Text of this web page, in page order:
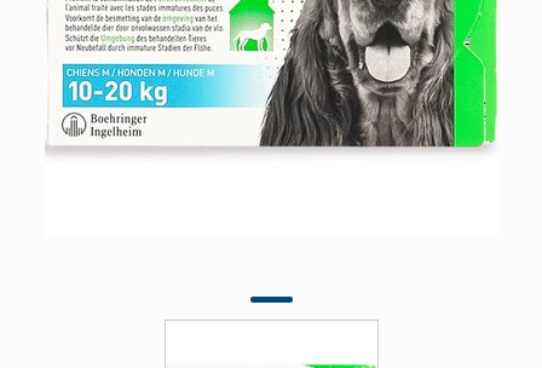
Produits vétérinaires
Vitamines et alimentation